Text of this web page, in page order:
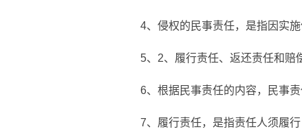
4、侵权的民事责任，是指因实
5、2、履行责任、返还责任和赔
6、根据民事责任的内容，民事
7、履行责任，是指责任人须履